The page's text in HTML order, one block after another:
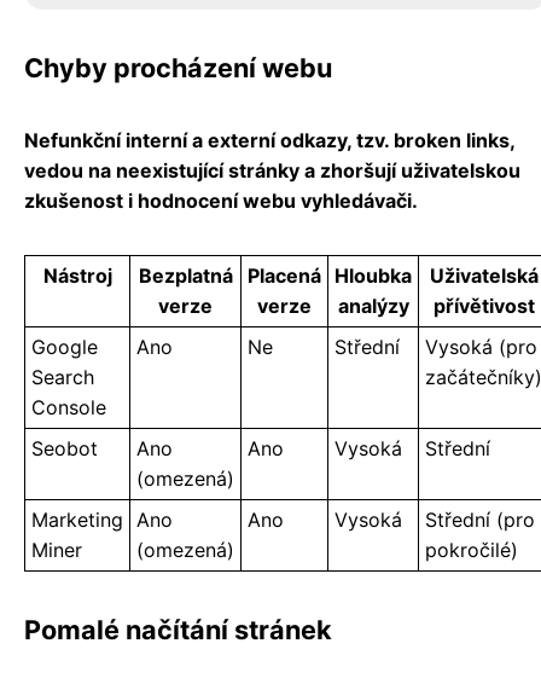
Chyby procházení webu
Nefunkční interní a externí odkazy, tzv. broken links,
vedou na neexistující stránky a zhoršují uživatelskou
zkušenost i hodnocení webu vyhledávači.
Nástroj
Bezplatná
verze
Placená
verze
Hloubka
analýzy
Uživatelská
přívětivost
Google
Search
Console
Ano Ne Střední
Vysoká (pro
začátečníky)
Seobot
Ano
(omezená)
Ano Vysoká Střední
Marketing
Miner
Ano
(omezená)
Ano Vysoká
Střední (pro
pokročilé)
Pomalé načítání stránek